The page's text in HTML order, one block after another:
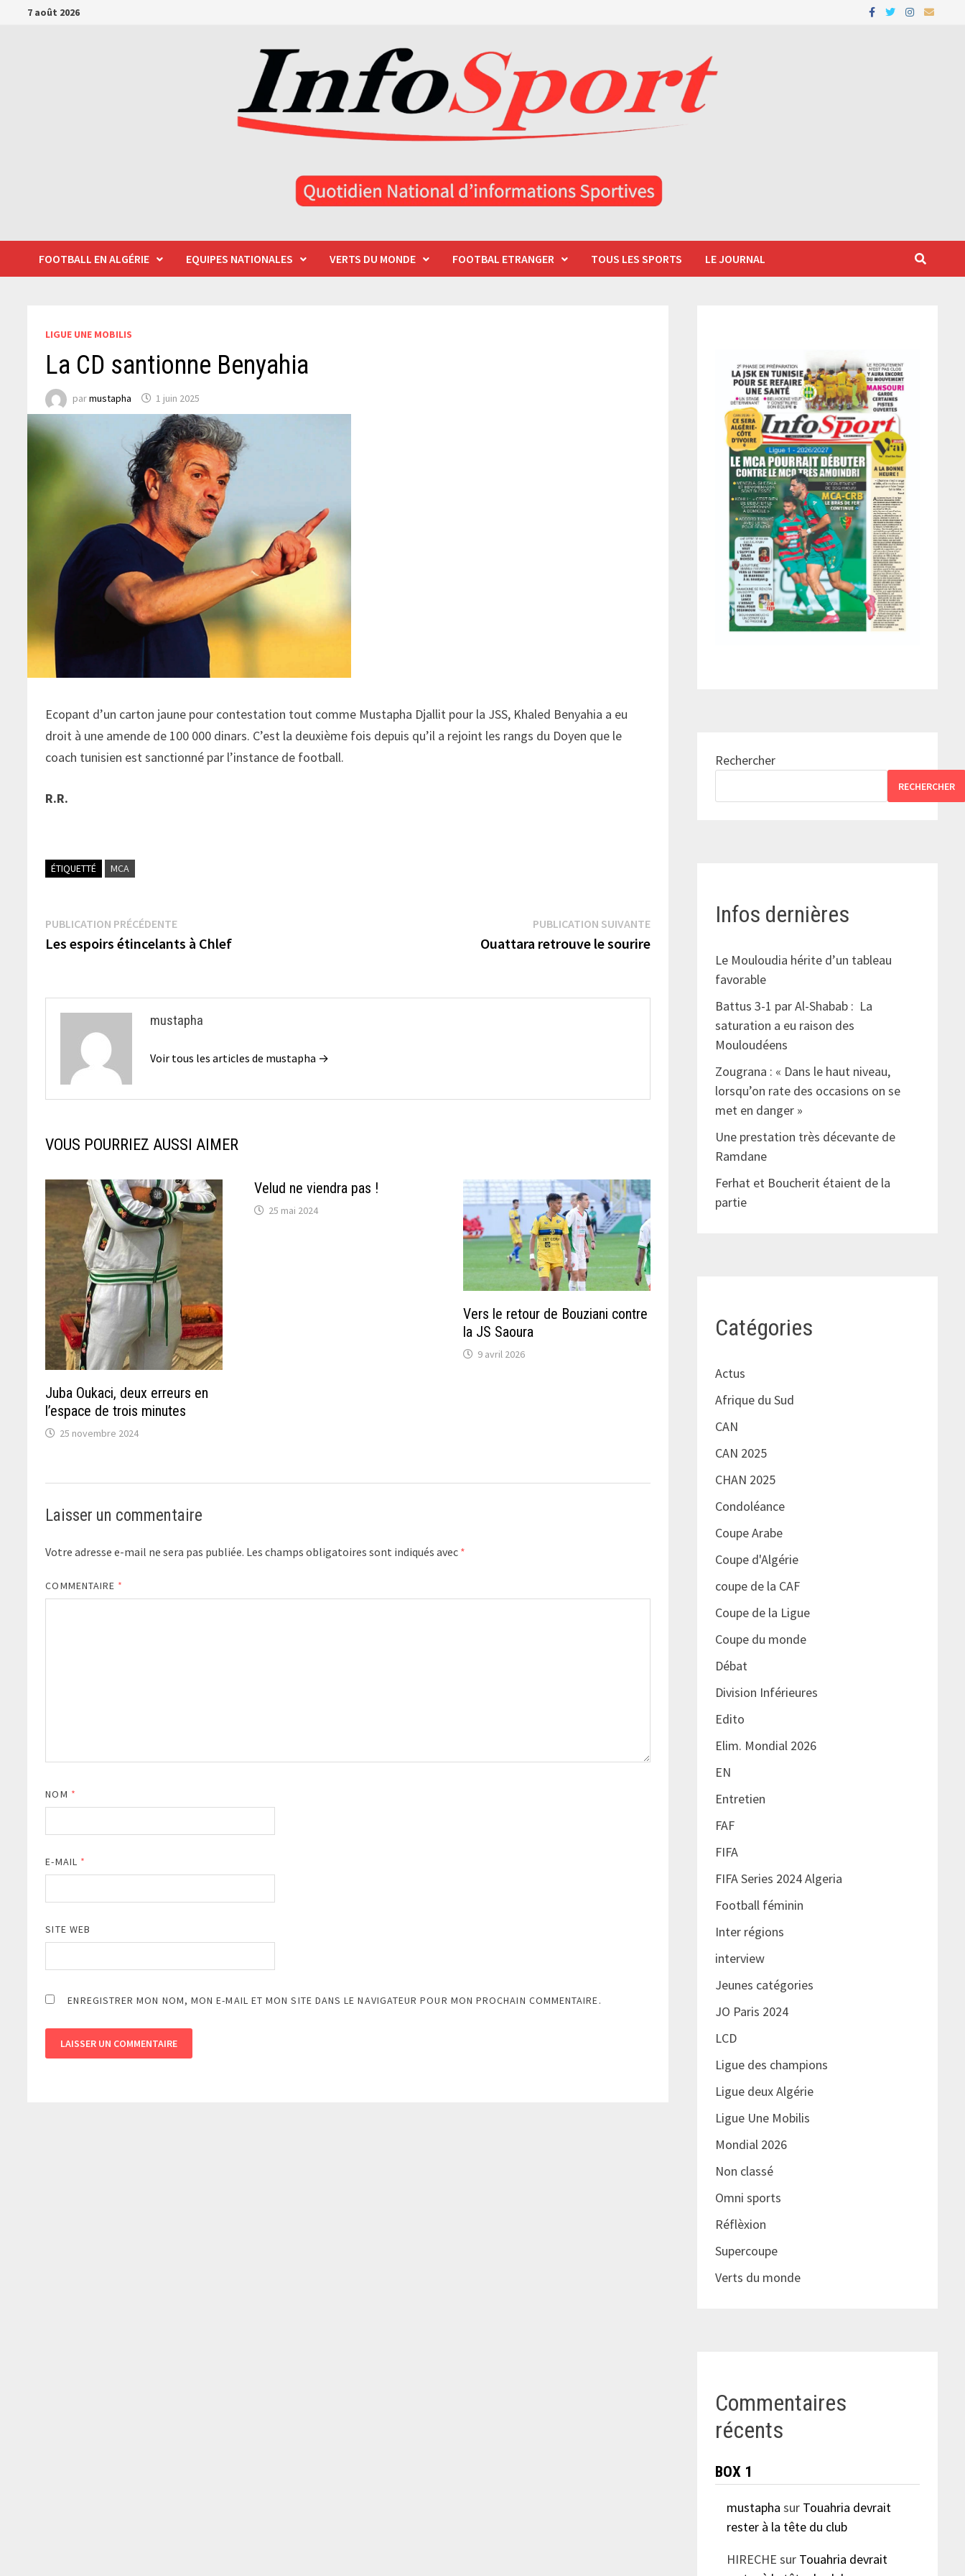
Passer7 août 2026
FOOTBALL EN ALGÉRIE EQUIPES NATIONALES VERTS DU MONDE FOOTBAL ETRANGER TOUS LES SPORTS LE JOURNAL
LIGUE UNE MOBILIS
La CD santionne Benyahia
parmustapha 1 juin 2025
Ecopant d’un carton jaune pour contestation tout comme Mustapha Djallit pour la JSS, Khaled Benyahia a eu
droit à une amende de 100 000 dinars. C’est la deuxième fois depuis qu’il a rejoint les rangs du Doyen que le
coach tunisien est sanctionné par l’instance de football.
R.R.
ÉTIQUETTÉ MCA
Navigation
de
PUBLICATION PRÉCÉDENTEPublication
précédente :
Les espoirs étincelants à Chlef
PUBLICATION SUIVANTEPublication
suivante :
Ouattara retrouve le sourire
mustapha
Voir tous les articles de mustapha →
VOUS POURRIEZ AUSSI AIMER
Juba Oukaci, deux erreurs en
l’espace de trois minutes
25 novembre 2024
Velud ne viendra pas !
25 mai 2024
Vers le retour de Bouziani contre
la JS Saoura
9 avril 2026
Laisser un commentaire
Votre adresse e-mail ne sera pas publiée. Les champs obligatoires sont indiqués avec *
COMMENTAIRE *
NOM *
E-MAIL *
SITE WEB
ENREGISTRER MON NOM, MON E-MAIL ET MON SITE DANS LE NAVIGATEUR POUR MON PROCHAIN COMMENTAIRE.
Rechercher
RECHERCHER
Infos dernières
Le Mouloudia hérite d’un tableau
favorable
Battus 3-1 par Al-Shabab : La
saturation a eu raison des
Mouloudéens
Zougrana : « Dans le haut niveau,
lorsqu’on rate des occasions on se
met en danger »
Une prestation très décevante de
Ramdane
Ferhat et Boucherit étaient de la
partie
Catégories
Actus
Afrique du Sud
CAN
CAN 2025
CHAN 2025
Condoléance
Coupe Arabe
Coupe d'Algérie
coupe de la CAF
Coupe de la Ligue
Coupe du monde
Débat
Division Inférieures
Edito
Elim. Mondial 2026
EN
Entretien
FAF
FIFA
FIFA Series 2024 Algeria
Football féminin
Inter régions
interview
Jeunes catégories
JO Paris 2024
LCD
Ligue des champions
Ligue deux Algérie
Ligue Une Mobilis
Mondial 2026
Non classé
Omni sports
Réflèxion
Supercoupe
Verts du monde
Commentaires
récents
BOX 1
mustapha sur Touahria devrait
rester à la tête du club
HIRECHE sur Touahria devrait